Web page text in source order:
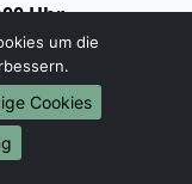
Uhr
um die
Cookies